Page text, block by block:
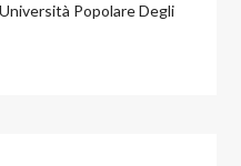
Popolare Degli